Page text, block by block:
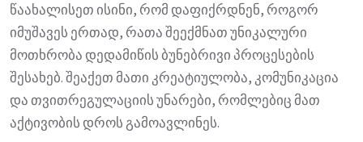
წაახალისეთ ისინი, რომ დაფიქრდნენ, როგორ
იმუშავეს ერთად, რათა შეექმნათ უნიკალური
მოთხრობა დედამიწის ბუნებრივი პროცესების
შესახებ. შეაქეთ მათი კრეატიულობა, კომუნიკაცია
და თვითრეგულაციის უნარები, რომლებიც მათ
აქტივობის დროს გამოავლინეს.